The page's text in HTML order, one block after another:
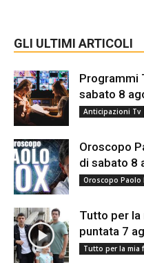
GLI ULTIMI ARTICOLI
Programmi
sabato 8
Anticipazioni Tv
Oroscopo
di sabato 8
Oroscopo Paolo
Tutto per la
puntata 7
Tutto per la mia